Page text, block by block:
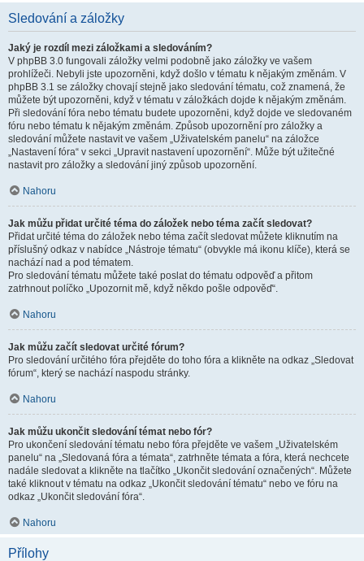
Sledování a záložky
Jaký je rozdíl mezi záložkami a sledováním?
V phpBB 3.0 fungovali záložky velmi podobně jako záložky ve vašem
prohlížeči. Nebyli jste upozorněni, když došlo v tématu k nějakým změnám. V
phpBB 3.1 se záložky chovají stejně jako sledování tématu, což znamená, že
můžete být upozorněni, když v tématu v záložkách dojde k nějakým změnám.
Při sledování fóra nebo tématu budete upozorněni, když dojde ve sledovaném
fóru nebo tématu k nějakým změnám. Způsob upozornění pro záložky a
sledování můžete nastavit ve vašem „Uživatelském panelu“ na záložce
„Nastavení fóra“ v sekci „Upravit nastavení upozornění“. Může být užitečné
nastavit pro záložky a sledování jiný způsob upozornění.
Nahoru
Jak můžu přidat určité téma do záložek nebo téma začít sledovat?
Přidat určité téma do záložek nebo téma začít sledovat můžete kliknutím na
příslušný odkaz v nabídce „Nástroje tématu“ (obvykle má ikonu klíče), která se
nachází nad a pod tématem.
Pro sledování tématu můžete také poslat do tématu odpověď a přitom
zatrhnout políčko „Upozornit mě, když někdo pošle odpověď“.
Nahoru
Jak můžu začít sledovat určité fórum?
Pro sledování určitého fóra přejděte do toho fóra a klikněte na odkaz „Sledovat
fórum“, který se nachází naspodu stránky.
Nahoru
Jak můžu ukončit sledování témat nebo fór?
Pro ukončení sledování tématu nebo fóra přejděte ve vašem „Uživatelském
panelu“ na „Sledovaná fóra a témata“, zatrhněte témata a fóra, která nechcete
nadále sledovat a klikněte na tlačítko „Ukončit sledování označených“. Můžete
také kliknout v tématu na odkaz „Ukončit sledování tématu“ nebo ve fóru na
odkaz „Ukončit sledování fóra“.
Nahoru
Přílohy